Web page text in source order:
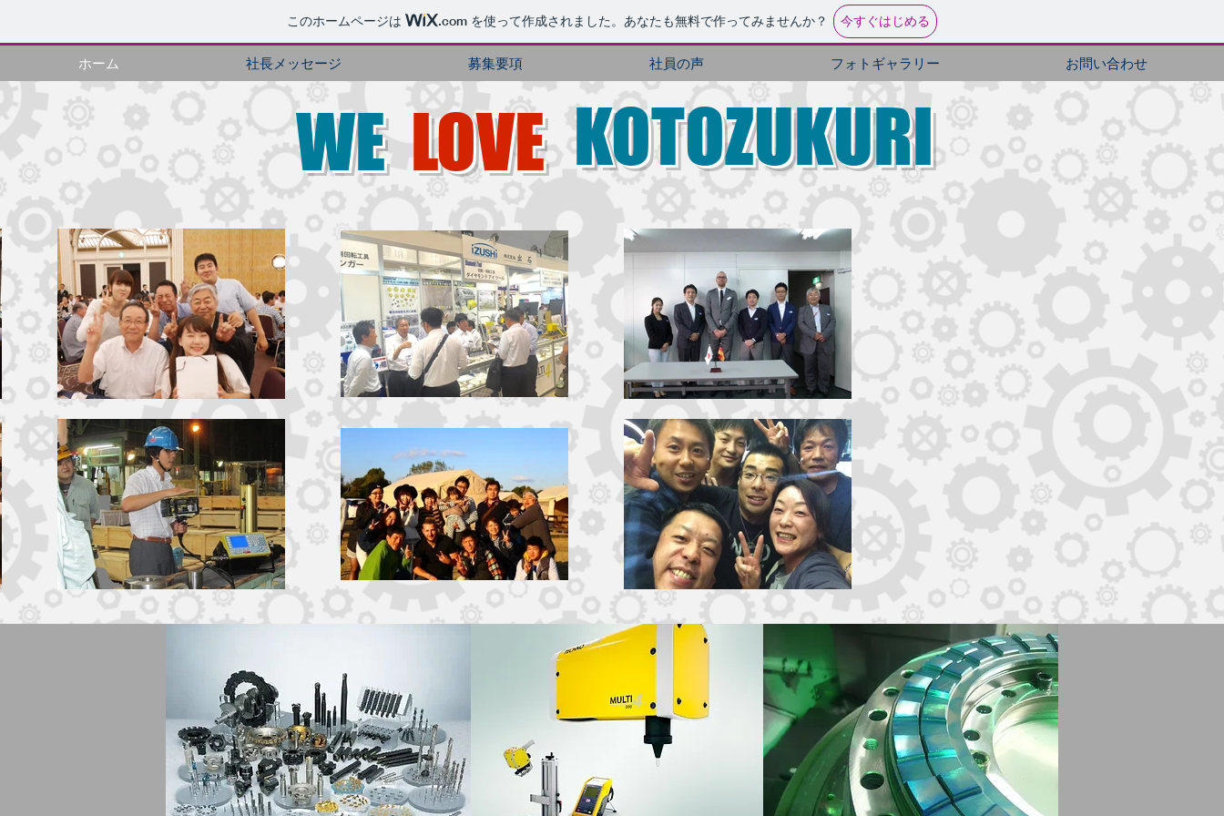
このホームページは .com を使って作成されました。あなたも無料で作ってみませんか？ 今すぐはじめる
ホーム 社長メッセージ 募集要項 社員の声 フォトギャラリー お問い合わせ
WE LOVE KOTOZUKURI